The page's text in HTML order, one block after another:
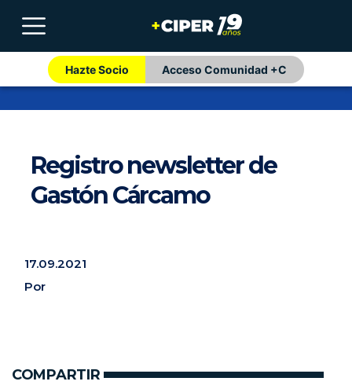
Hazte Socio Acceso Comunidad +C
Registro newsletter de
Gastón Cárcamo
17.09.2021
Por
COMPARTIR